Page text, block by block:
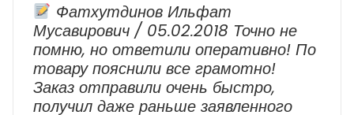
Фатхутдинов Ильфат
Мусавирович / 05.02.2018 Точно не
помню, но ответили оперативно! По
товару пояснили все грамотно!
Заказ отправили очень быстро,
получил даже раньше заявленного